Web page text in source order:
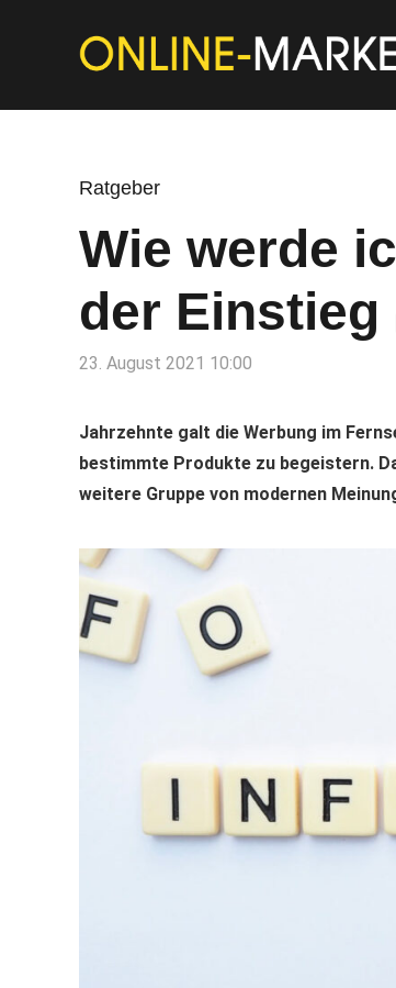
Ratgeber
Wie werde
der Einstieg
23. August 2021 10:00
Jahrzehnte galt die Werbung im
bestimmte Produkte zu begeistern.
weitere Gruppe von modernen